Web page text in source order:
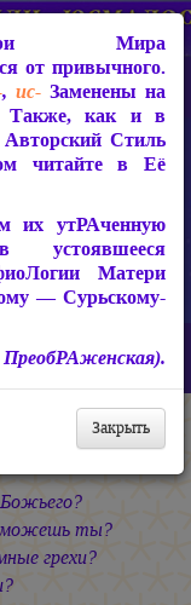
Долготерпение...
ты?
грехи?
Мира
от привычного.
,ис- Заменены на
как и в
Стиль
читайте в Её
их утРАченную
устоявшееся
Матери
— Сурьскому-
Закрыть